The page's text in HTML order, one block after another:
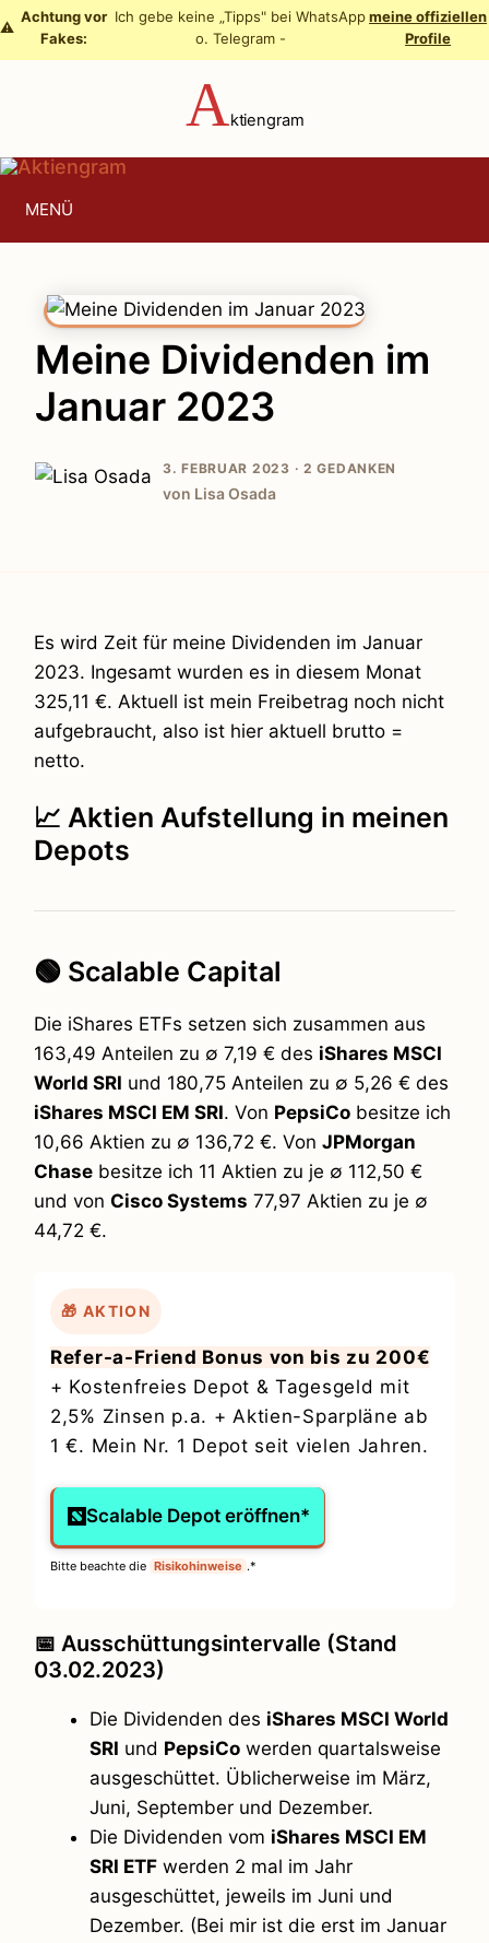
Zum
Inhalt
⚠️
Achtung vor
Fakes:
Ich gebe keine „Tipps" bei WhatsApp
o. Telegram -
meine offiziellen
Profile
Aktiengram
MENÜ
Meine Dividenden im
Januar 2023
3. FEBRUAR 2023 · 2 GEDANKEN
von Lisa Osada
Es wird Zeit für meine Dividenden im Januar
2023. Ingesamt wurden es in diesem Monat
325,11 €. Aktuell ist mein Freibetrag noch nicht
aufgebraucht, also ist hier aktuell brutto =
netto.
📈 Aktien Aufstellung in meinen
Depots
🟢 Scalable Capital
Die iShares ETFs setzen sich zusammen aus
163,49 Anteilen zu ∅ 7,19 € des iShares MSCI
World SRI und 180,75 Anteilen zu ∅ 5,26 € des
iShares MSCI EM SRI. Von PepsiCo besitze ich
10,66 Aktien zu ∅ 136,72 €. Von JPMorgan
Chase besitze ich 11 Aktien zu je ∅ 112,50 €
und von Cisco Systems 77,97 Aktien zu je ∅
44,72 €.
🎁 AKTION
Refer-a-Friend Bonus von bis zu 200€
+ Kostenfreies Depot & Tagesgeld mit
2,5% Zinsen p.a. + Aktien-Sparpläne ab
1 €. Mein Nr. 1 Depot seit vielen Jahren.
Scalable Depot eröffnen*
Bitte beachte die Risikohinweise .*
📅 Ausschüttungsintervalle (Stand
03.02.2023)
Die Dividenden des iShares MSCI World
SRI und PepsiCo werden quartalsweise
ausgeschüttet. Üblicherweise im März,
Juni, September und Dezember.
Die Dividenden vom iShares MSCI EM
SRI ETF werden 2 mal im Jahr
ausgeschüttet, jeweils im Juni und
Dezember. (Bei mir ist die erst im Januar